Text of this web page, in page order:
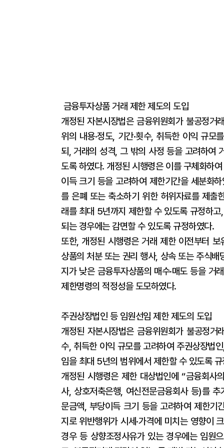
금융투자상품 거래 제한 제도의 도입
개정된 자본시장법은 금융위원회가 불공정거
위의 내용·정도, 기간·횟수, 취득한 이익 규
되, 거래의 성격, 그 밖의 사정 등을 고려하여
도록 하였다. 개정된 시행령은 이를 구체화하
이득 크기 등을 고려하여 제한기간을 세분화
를 은폐 또는 축소하기 위한 허위자료를 제출
래를 최대 5년까지 제한할 수 있도록 규정하
되는 경우에는 감면할 수 있도록 규정하였다.
또한, 개정된 시행령은 거래 제한 이전부터
상품의 처분 또는 권리 행사, 상속 또는 주식
지가 낮은 금융투자상품의 매수·매도 등을 거
제한명령의 적정성을 도모하였다.
주권상장법인 등 임원선임 제한 제도의 도입
개정된 자본시장법은 금융위원회가 불공정거
수, 취득한 이익 규모를 고려하여 주권상장법
임을 최대 5년의 범위에서 제한할 수 있도록
개정된 시행령은 제한 대상법인에 “금융회사
사, 상호저축은행, 여신전문금융회사 등)를
문금액, 부당이득 크기 등을 고려하여 제한기
지로 위반행위가 시세·가격에 미치는 영향이
경우 등 상향조정사유가 있는 경우에는 임원